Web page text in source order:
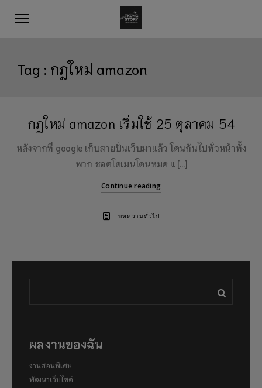
Tag : กฎใหม่ amazon
กฎใหม่ amazon เริ่มใช้ 25 ตุลาคม 54
หลังจากที่ google เก็บสายปั่นเว็บมาแล้ว โดนกันไปทั่วหน้าทั้ง
พวก ชอตโดเมนโดนหมด แ […]
Continue reading
บทความทั่วไป
ผลงานของฉัน
งานสอนพิเศษ
พัฒนาเว็บไซต์